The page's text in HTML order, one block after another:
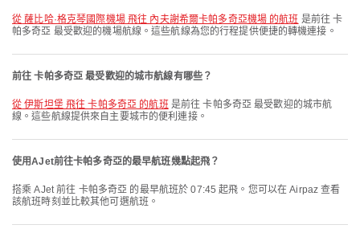
從 薩比哈·格克琴國際機場 飛往 內夫謝希爾卡帕多奇亞機場 的航班 是前往 卡
帕多奇亞 最受歡迎的機場航線。這些航線為您的行程提供便捷的轉機連接。
前往 卡帕多奇亞 最受歡迎的城市航線有哪些？
從 伊斯坦堡 飛往 卡帕多奇亞 的航班 是前往 卡帕多奇亞 最受歡迎的城市航
線。這些航線提供來自主要城市的便利連接。
使用AJet前往卡帕多奇亞的最早航班幾點起飛？
搭乘 AJet 前往 卡帕多奇亞 的最早航班於 07:45 起飛。您可以在 Airpaz 查看
該航班時刻並比較其他可選航班。